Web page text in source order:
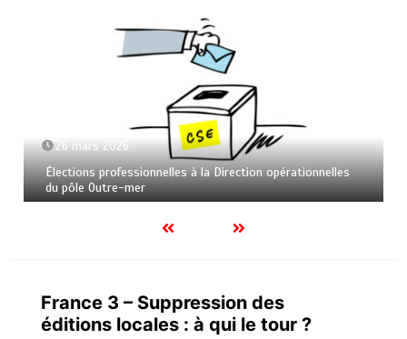
26 mars 2026
Élections professionnelles à la Direction opérationnelles
du pôle Outre-mer
France 3 – Suppression des
éditions locales : à qui le tour ?